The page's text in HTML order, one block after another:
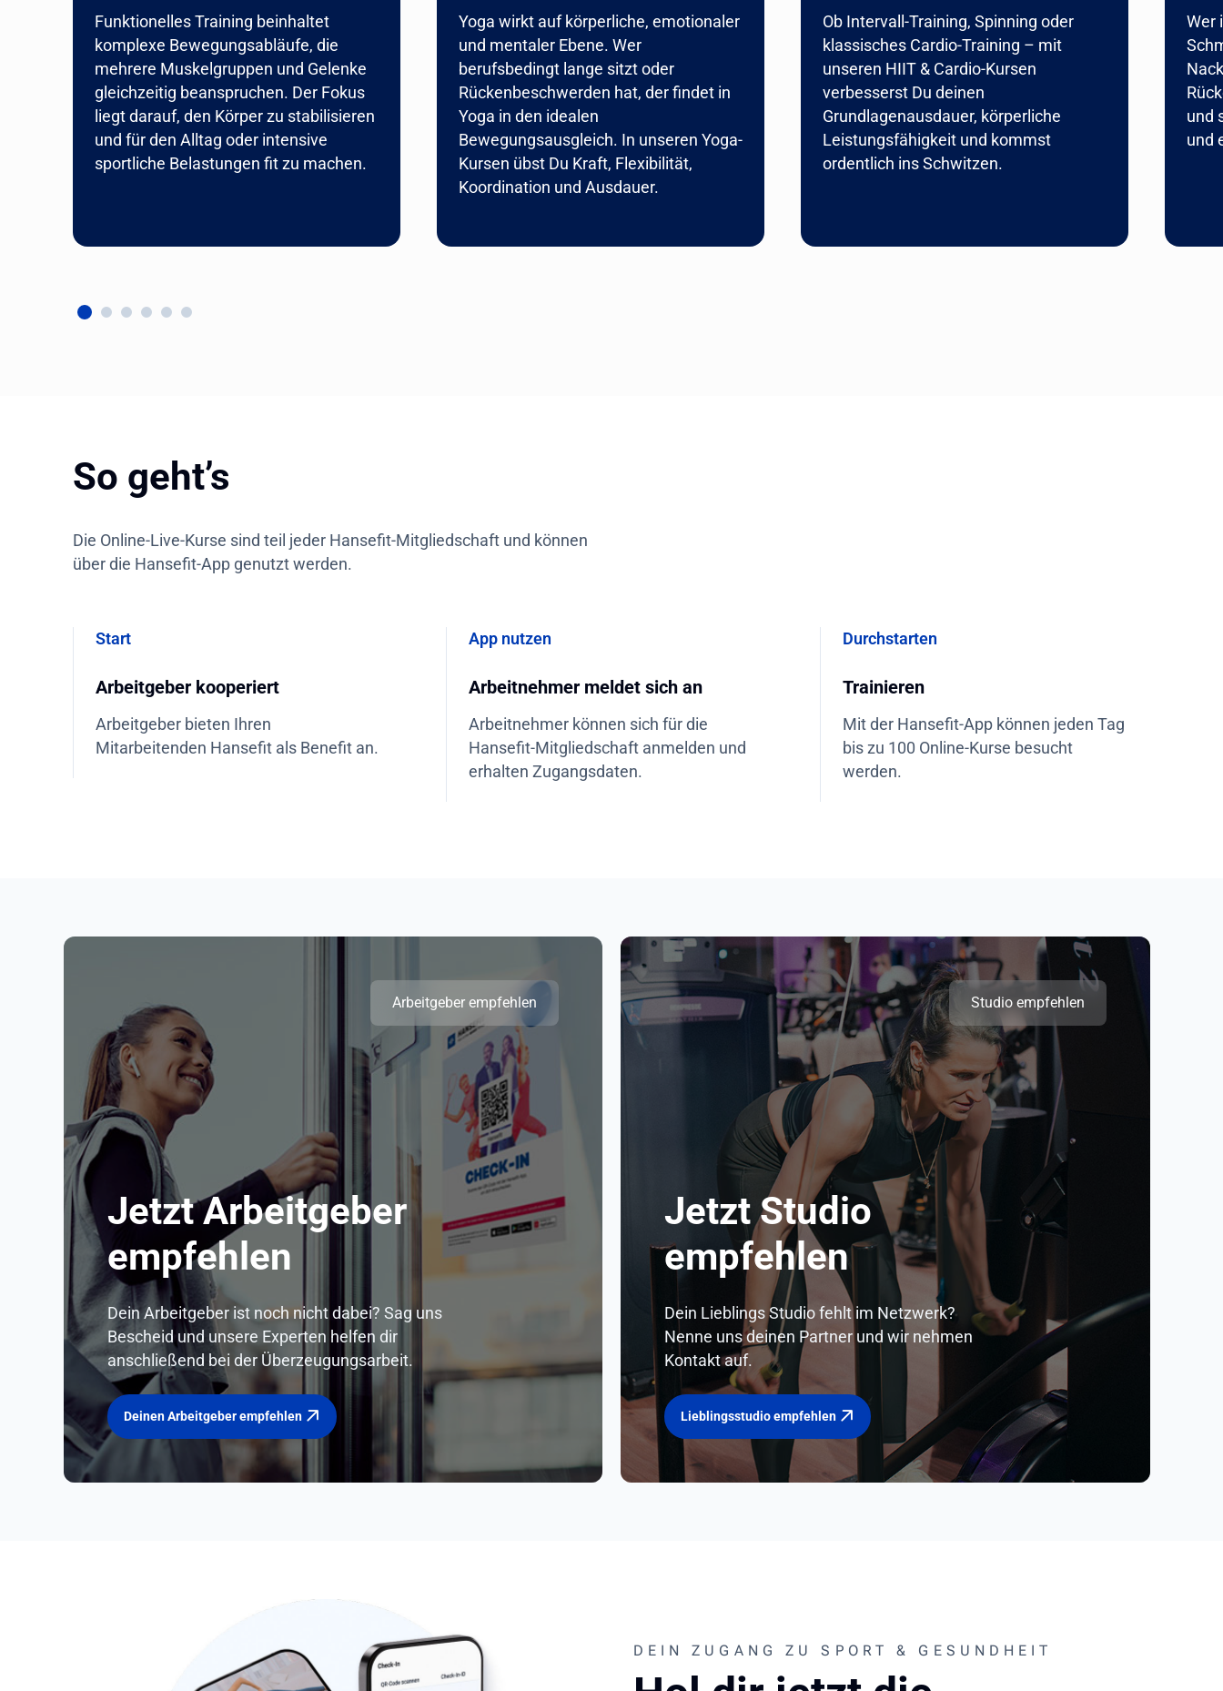
Funktionelles Training beinhaltet
komplexe Bewegungsabläufe, die
mehrere Muskelgruppen und Gelenke
gleichzeitig beanspruchen. Der Fokus
liegt darauf, den Körper zu stabilisieren
und für den Alltag oder intensive
sportliche Belastungen fit zu machen.
Yoga wirkt auf körperliche, emotionaler
und mentaler Ebene. Wer
berufsbedingt lange sitzt oder
Rückenbeschwerden hat, der findet in
Yoga in den idealen
Bewegungsausgleich. In unseren Yoga-
Kursen übst Du Kraft, Flexibilität,
Koordination und Ausdauer.
Ob Intervall-Training, Spinning oder
klassisches Cardio-Training – mit
unseren HIIT & Cardio-Kursen
verbesserst Du deinen
Grundlagenausdauer, körperliche
Leistungsfähigkeit und kommst
ordentlich ins Schwitzen.
Wer
und
und
So geht’s
Die Online-Live-Kurse sind teil jeder Hansefit-Mitgliedschaft und können
über die Hansefit-App genutzt werden.
Start
Arbeitgeber kooperiert
Arbeitgeber bieten Ihren
Mitarbeitenden Hansefit als Benefit an.
App nutzen
Arbeitnehmer meldet sich an
Arbeitnehmer können sich für die
Hansefit-Mitgliedschaft anmelden und
erhalten Zugangsdaten.
Durchstarten
Trainieren
Mit der Hansefit-App können jeden Tag
bis zu 100 Online-Kurse besucht
werden.
Jetzt Arbeitgeber
empfehlen
Dein Arbeitgeber ist noch nicht dabei? Sag uns
Bescheid und unsere Experten helfen dir
anschließend bei der Überzeugungsarbeit.
Deinen Arbeitgeber empfehlen
Arbeitgeber empfehlen
Jetzt Studio
empfehlen
Dein Lieblings Studio fehlt im Netzwerk?
Nenne uns deinen Partner und wir nehmen
Kontakt auf.
Lieblingsstudio empfehlen
Studio empfehlen
DEIN ZUGANG ZU SPORT & GESUNDHEIT